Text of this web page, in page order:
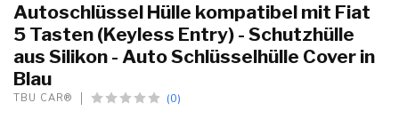
Autoschlüssel Hülle kompatibel mit Fiat
5 Tasten (Keyless Entry) - Schutzhülle
aus Silikon - Auto Schlüsselhülle Cover in
Blau
TBU CAR® (0)